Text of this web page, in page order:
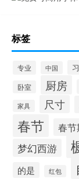
标签
专业 中国
卧室 厨房
家具 尺寸
春节 春
梦幻西游
的是 红包